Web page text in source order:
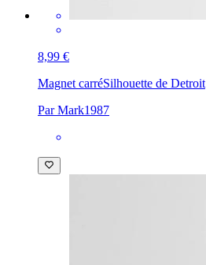
8,99 €
Magnet carréSilhouette de Detroit
Par Mark1987